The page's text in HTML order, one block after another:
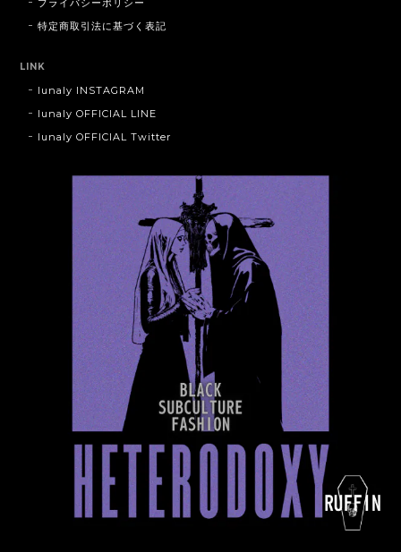
プライバシーポリシー
特定商取引法に基づく表記
LINK
lunaly INSTAGRAM
lunaly OFFICIAL LINE
lunaly OFFICIAL Twitter